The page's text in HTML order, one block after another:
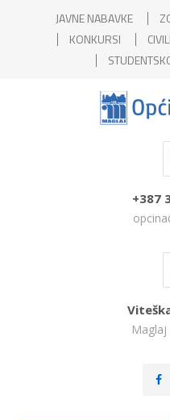
JAVNE NABAVKE
KONKURSI
+387